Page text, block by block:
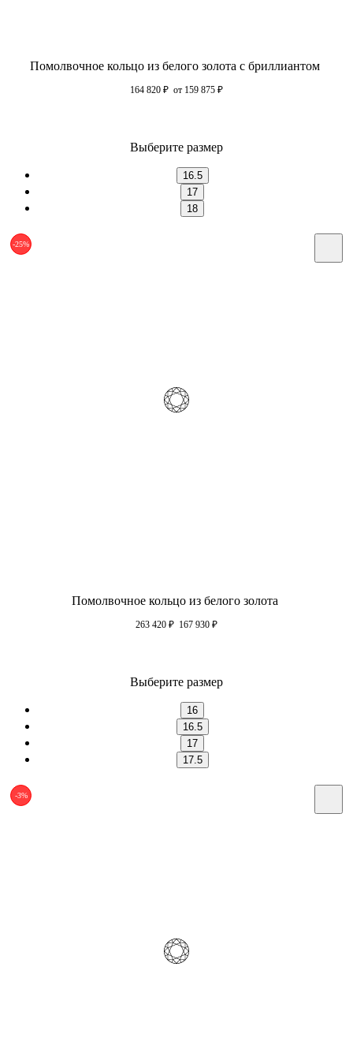
Помолвочное кольцо из белого золота с бриллиантом
164 820 ₽ от 159 875 ₽
Выберите размер
16.5
17
18
-25%
Помолвочное кольцо из белого золота
263 420 ₽ 167 930 ₽
Выберите размер
16
16.5
17
17.5
-3%